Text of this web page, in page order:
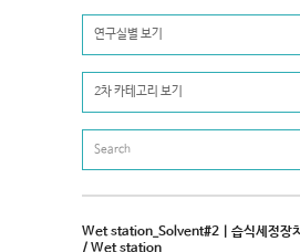
연구실별 보기
2차 카테고리 보기
Wet station_Solvent#2 | 습식세정장
/ Wet station